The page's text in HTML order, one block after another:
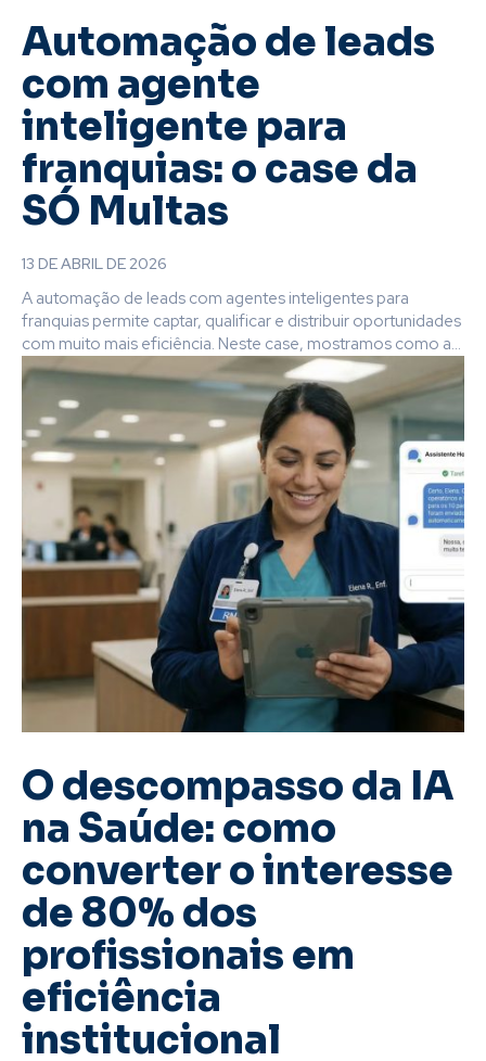
Automação de leads
com agente
inteligente para
franquias: o case da
SÓ Multas
13 DE ABRIL DE 2026
A automação de leads com agentes inteligentes para
franquias permite captar, qualificar e distribuir oportunidades
com muito mais eficiência. Neste case, mostramos como a...
O descompasso da IA
na Saúde: como
converter o interesse
de 80% dos
profissionais em
eficiência
institucional